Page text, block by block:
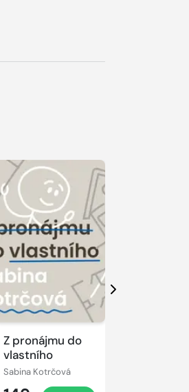
Z pronájmu do
vlastního
Sabina Kotrčová
Další